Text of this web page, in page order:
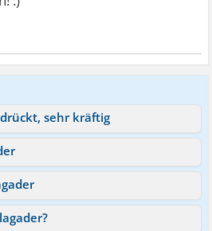
sehr kräftig